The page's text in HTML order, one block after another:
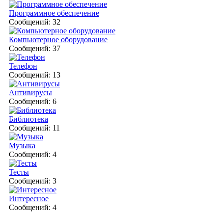
Программное обеспечение
Сообщений: 32
Компьютерное оборудование
Сообщений: 37
Телефон
Сообщений: 13
Антивирусы
Сообщений: 6
Библиотека
Сообщений: 11
Музыка
Сообщений: 4
Тесты
Сообщений: 3
Интересное
Сообщений: 4